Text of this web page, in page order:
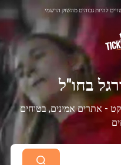
להיות גבוהים מהשוק הרשמי.
בחו"ל
- אתרים אמינים, בטוחים